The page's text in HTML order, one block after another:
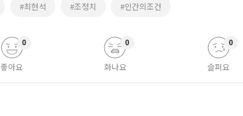
#최현석 #조정치 #인간의조건
좋아요
0
화나요
0
슬퍼요
0